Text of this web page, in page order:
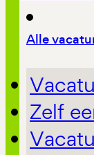
Alle
Zelf